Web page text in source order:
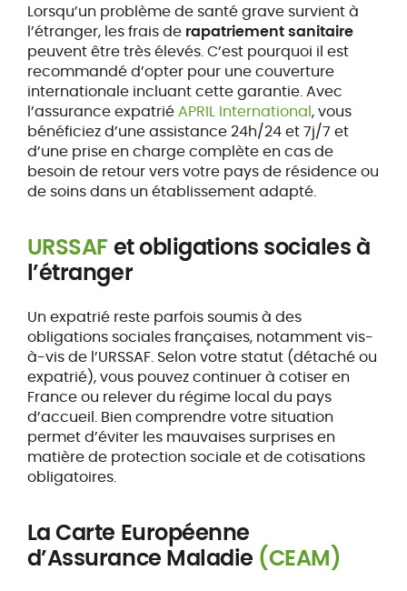
Lorsqu’un problème de santé grave survient à
l’étranger, les frais de rapatriement sanitaire
peuvent être très élevés. C’est pourquoi il est
recommandé d’opter pour une couverture
internationale incluant cette garantie. Avec
l’assurance expatriéAPRIL International, vous
bénéficiez d’une assistance 24h/24 et 7j/7 et
d’une prise en charge complète en cas de
besoin de retour vers votre pays de résidence ou
de soins dans un établissement adapté.
URSSAF et obligations sociales à
l’étranger
Un expatrié reste parfois soumis à des
obligations sociales françaises, notamment vis-
à-vis de l’URSSAF. Selon votre statut (détaché ou
expatrié), vous pouvez continuer à cotiser en
France ou relever du régime local du pays
d’accueil. Bien comprendre votre situation
permet d’éviter les mauvaises surprises en
matière de protection sociale et de cotisations
obligatoires.
La Carte Européenne
d’Assurance Maladie (CEAM)